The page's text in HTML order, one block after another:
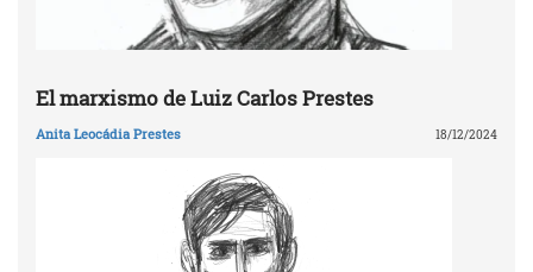
El marxismo de Luiz Carlos Prestes
Anita Leocádia Prestes 18/12/2024